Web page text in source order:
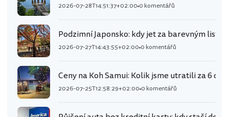
2026-07-28T14:51:37+02:00 0 komentářů
Podzimní Japonsko: kdy jet za barevným listím
2026-07-27T14:43:55+02:00 0 komentářů
Ceny na Koh Samui: Kolik jsme utratili za 6 dní
2026-07-25T12:58:29+02:00 0 komentářů